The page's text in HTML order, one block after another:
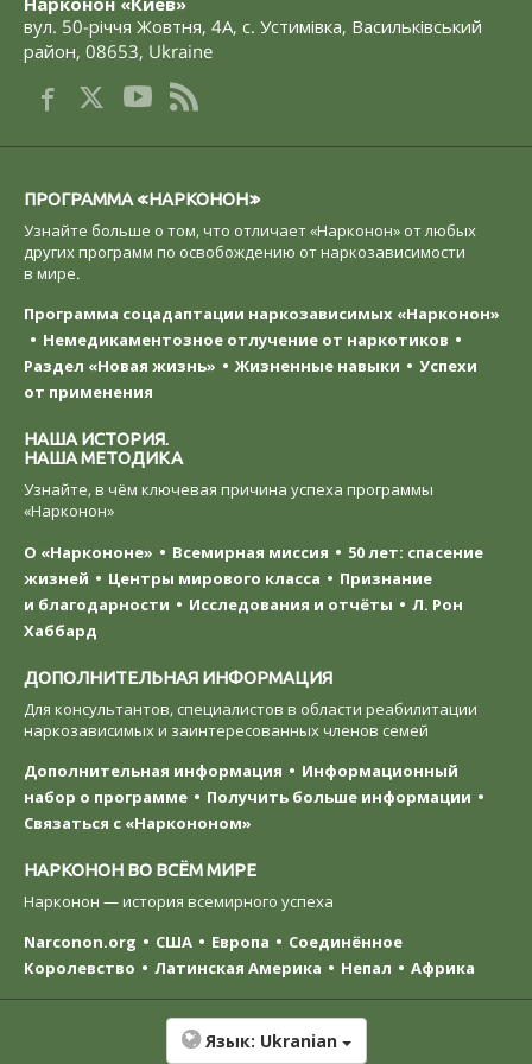
вул. 50-річчя Жовтня, 4А, с. Устимівка, Васильківський
район, 08653, Ukraine
ПРОГРАММА «НАРКОНОН»
Узнайте больше о том, что отличает «Нарконон» от любых
других программ по освобождению от наркозависимости
в мире.
Программа соцадаптации наркозависимых «Нарконон»
Немедикаментозное отлучение от наркотиков
Раздел «Новая жизнь»
Жизненные навыки
Успехи
от применения
НАША ИСТОРИЯ.
НАША МЕТОДИКА
Узнайте, в чём ключевая причина успеха программы
«Нарконон»
О «Наркононе»
Всемирная миссия
50 лет: спасение
жизней
Центры мирового класса
Признание
и благодарности
Исследования и отчёты
Л. Рон
Хаббард
ДОПОЛНИТЕЛЬНАЯ ИНФОРМАЦИЯ
Для консультантов, специалистов в области реабилитации
наркозависимых и заинтересованных членов семей
Дополнительная информация
Информационный
набор о программе
Получить больше информации
Связаться с «Наркононом»
НАРКОНОН ВО ВСЁМ МИРЕ
Нарконон — история всемирного успеха
Narconon.org
США Европа
Соединённое
Королевство
Латинская Америка Непал Африка
Язык: Ukranian